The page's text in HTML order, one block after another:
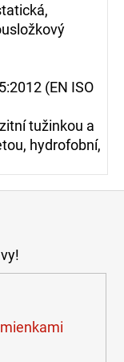
(EN ISO
tužinkou a
hydrofobní,